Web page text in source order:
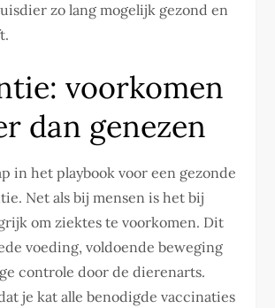
zo lang mogelijk gezond en
voorkomen
dan genezen
in het playbook voor een gezonde
Net als bij mensen is het bij
om ziektes te voorkomen. Dit
voeding, voldoende beweging
controle door de dierenarts.
je kat alle benodigde vaccinaties